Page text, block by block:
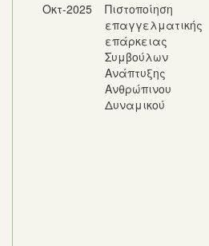
Οκτ-2025
Πιστοποίηση
επαγγελματικής
επάρκειας
Συμβούλων
Ανάπτυξης
Ανθρώπινου
Δυναμικού